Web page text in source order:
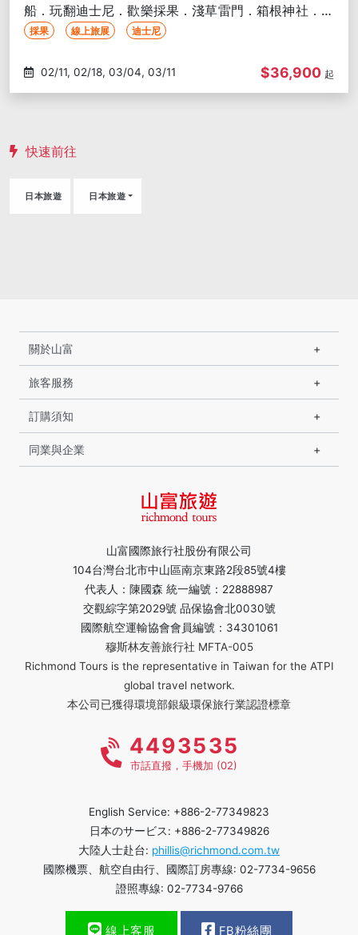
快速前往
日本旅遊 日本旅遊
船．玩翻迪士尼．歡樂採果．淺草雷門．箱根神社．拉
麵博物館-高雄出發
採果 線上旅展 迪士尼
02/11, 02/18, 03/04, 03/11 $36,900 起
山富國際旅行社股份有限公司
104台灣台北市中山區南京東路2段85號4樓
代表人：陳國森 統一編號：22888987
交觀綜字第2029號 品保協會北0030號
國際航空運輸協會會員編號：34301061
穆斯林友善旅行社 MFTA-005
Richmond Tours is the representative in Taiwan for the ATPI
global travel network.
本公司已獲得環境部銀級環保旅行業認證標章
關於山富
旅客服務
訂購須知
同業與企業
4493535
市話直撥，手機加 (02)
English Service: +886-2-77349823
日本のサービス: +886-2-77349826
大陸人士赴台: phillis@richmond.com.tw
國際機票、航空自由行、國際訂房專線: 02-7734-9656
證照專線: 02-7734-9766
線上客服 FB粉絲團